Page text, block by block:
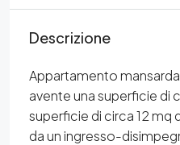
Descrizione
Appartamento
avente una superficie di
superficie di circa 12
da un ingresso-